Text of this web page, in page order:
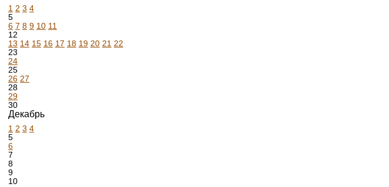
1 2 3 4
5
6 7 8 9 10 11
12
13 14 15 16 17 18 19 20 21 22
23
24
25
26 27
28
29
30
Декабрь
1 2 3 4
5
6
7
8
9
10